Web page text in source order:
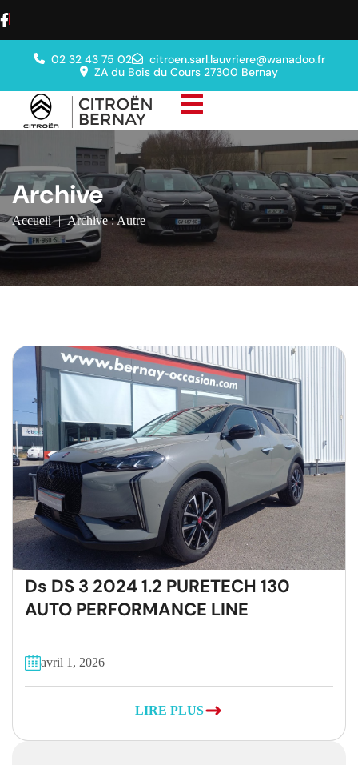
02 32 43 75 02
citroen.sarl.lauvriere@wanadoo.fr
ZA du Bois du Cours 27300 Bernay
Archive
Accueil | Archive : Autre
Ds DS 3 2024 1.2 PURETECH 130
AUTO PERFORMANCE LINE
avril 1, 2026
LIRE PLUS